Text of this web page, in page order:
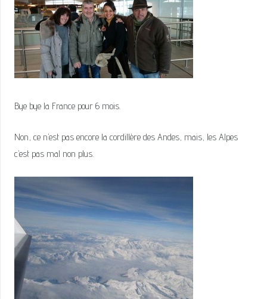
Bye bye la France pour 6 mois.
Non, ce n’est pas encore la cordillère des Andes, mais, les Alpes
c’est pas mal non plus.